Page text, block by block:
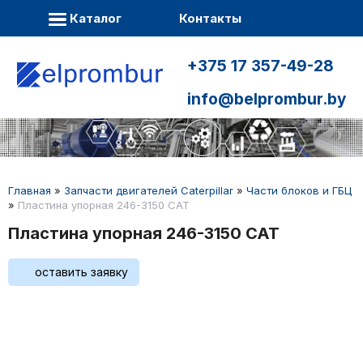
Каталог Контакты
+375 17 357-49-28
info@belprombur.by
Главная » Запчасти двигателей Caterpillar » Части блоков и ГБЦ
» Пластина упорная 246-3150 CAT
Пластина упорная 246-3150 CAT
оставить заявку